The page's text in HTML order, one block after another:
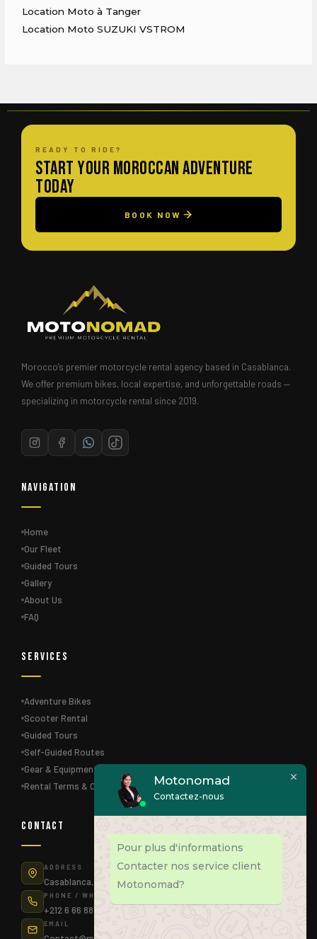
Location Moto à Tanger
Location Moto SUZUKI VSTROM
READY TO RIDE?
Start Your Moroccan Adventure
Today
BOOK NOW
Morocco’s premier motorcycle rental agency based in Casablanca.
We offer premium bikes, local expertise, and unforgettable roads —
specializing in motorcycle rental since 2019.
Navigation
Home
Our Fleet
Guided Tours
Gallery
About Us
FAQ
Services
Adventure Bikes
Scooter Rental
Guided Tours
Self-Guided Routes
Gear & Equipment
Rental Terms & Conditions
Contact
ADDRESS
Casablanca, Morocco
PHONE / WHATSAPP
+212 6 66 88 83 75
EMAIL
Motonomad
Contactez-nous
Pour plus d'informations
Contacter nos service client
Motonomad?